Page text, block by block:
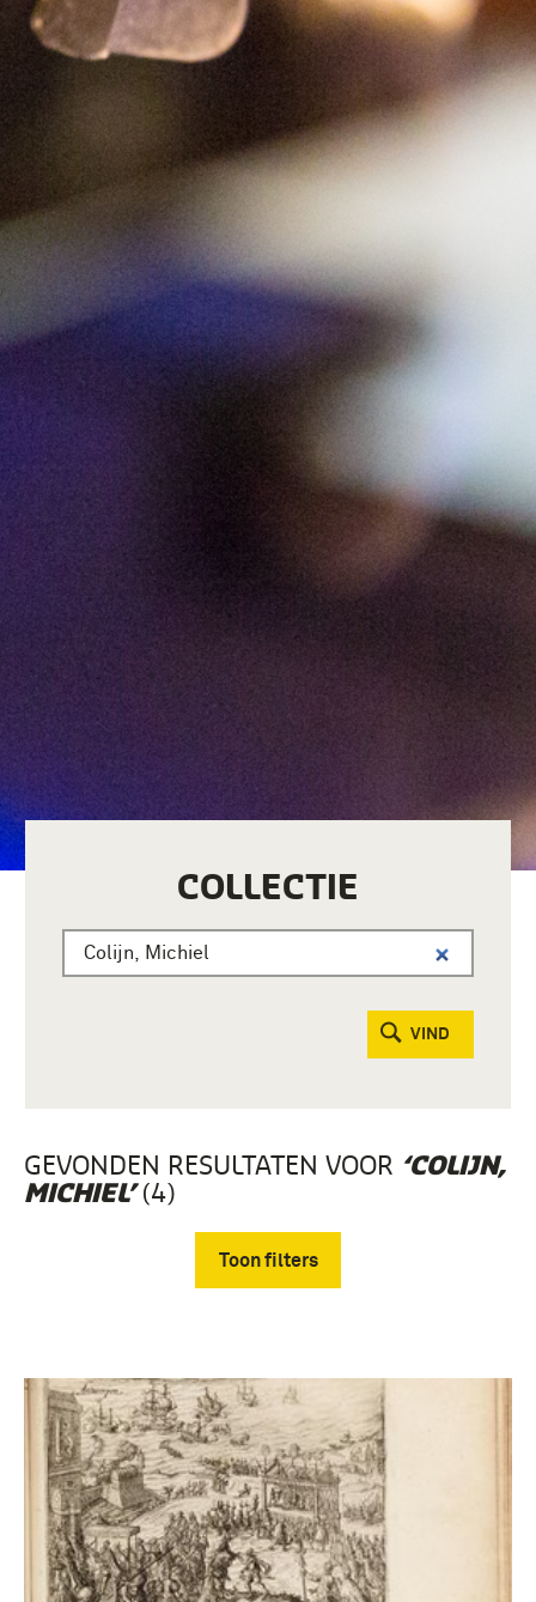
COLLECTIE
VIND
GEVONDEN RESULTATEN VOOR ‘COLIJN,
MICHIEL’(4)
Toon filters
Geheugen van Nederland, Oude drukken (4)